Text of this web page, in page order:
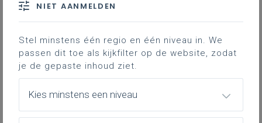
Rond het project van de katholieke
dialoogschool circuleren een aantal
misverstanden, karikaturen die het project
niet correct presenteren. Tijd om een
aantal vooroordelen te beantwoorden
didactisch onderzoek van de voorbije 20+
jaar.
NIET AANMELDEN
Stel minstens één regio en één niveau in. We
passen dit toe als kijkfilter op de website, zodat
je de gepaste inhoud ziet.
Kies minstens een niveau